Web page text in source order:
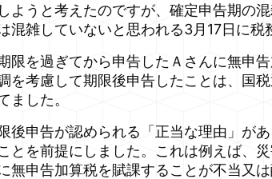
ようと考えたのですが、確定申告期の
混雑していないと思われる3月17日に税
を過ぎてから申告したＡさんに無申
を考慮して期限後申告したことは、国
ました。
申告が認められる「正当な理由」が
とを前提にしました。これは例えば、
無申告加算税を賦課することが不当又